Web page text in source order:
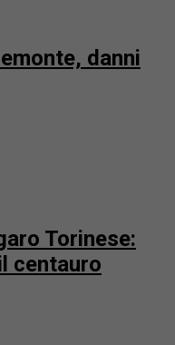
danni
Torinese:
centauro